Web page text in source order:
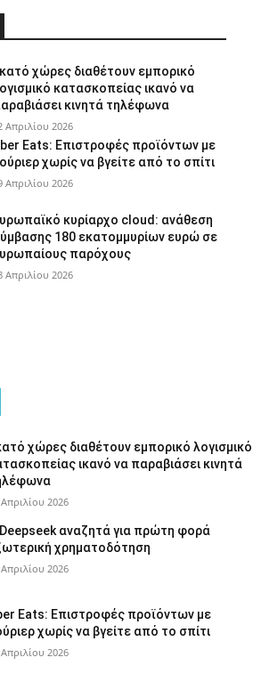
χώρες διαθέτουν εμπορικό
κατασκοπείας ικανό να
κινητά τηλέφωνα
Απριλίου 2026
Eats: Επιστροφές προϊόντων με
χωρίς να βγείτε από το σπίτι
Απριλίου 2026
κυρίαρχο cloud: ανάθεση
180 εκατομμυρίων ευρώ σε
παρόχους
Απριλίου 2026
χώρες διαθέτουν εμπορικό λογισμικό
ικανό να παραβιάσει κινητά
2026
αναζητά για πρώτη φορά
χρηματοδότηση
2026
Eats: Επιστροφές προϊόντων με
χωρίς να βγείτε από το σπίτι
2026